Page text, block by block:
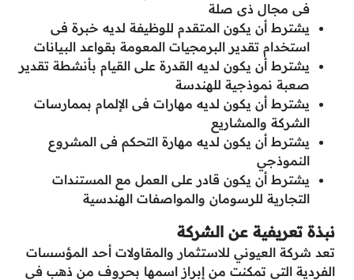
فى مجال ذى صلة
يشترط أن يكون المتقدم للوظيفة لديه خبرة فى
استخدام تقدير البرمجيات المعومة بقواعد البيانات
يشترط أن يكون لديه القدرة على القيام بأنشطة تقدير
صعبة نموذجية للهندسة
يشترط أن يكون لديه مهارات فى الإلمام بممارسات
الشركة والمشاريع
يشترط أن يكون لديه مهارة التحكم فى المشروع
النموذجي
يشترط أن يكون قادر على العمل مع المستندات
التجارية للرسومان والمواصفات الهندسية
نبذة تعريفية عن الشركة
تعد شركة العيوني للاستثمار والمقاولات أحد المؤسسات
الفردية التى تمكنت من إبراز اسمها بحروف من ذهب فى